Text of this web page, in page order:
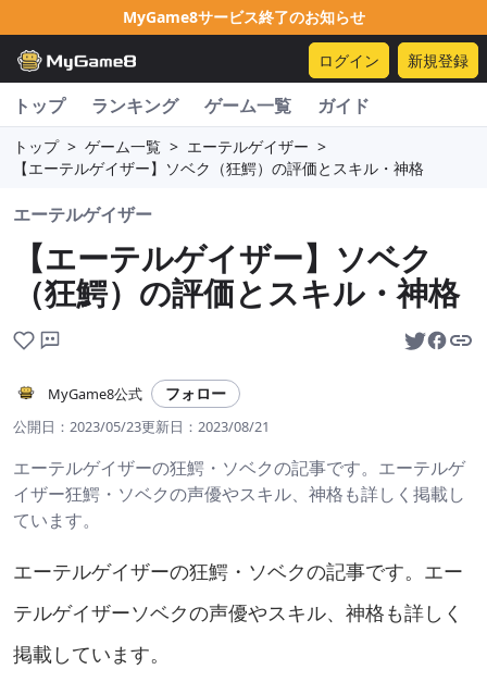
MyGame8サービス終了のお知らせ
ログイン 新規登録
トップ ランキング ゲーム一覧 ガイド
トップ > ゲーム一覧 > エーテルゲイザー >
【エーテルゲイザー】ソベク（狂鰐）の評価とスキル・神格
エーテルゲイザー
【エーテルゲイザー】ソベク
（狂鰐）の評価とスキル・神格
MyGame8公式 フォロー
公開日： 2023/05/23更新日： 2023/08/21
エーテルゲイザーの狂鰐・ソベクの記事です。エーテルゲ
イザー狂鰐・ソベクの声優やスキル、神格も詳しく掲載し
ています。
エーテルゲイザーの狂鰐・ソベクの記事です。エー
テルゲイザーソベクの声優やスキル、神格も詳しく
掲載しています。